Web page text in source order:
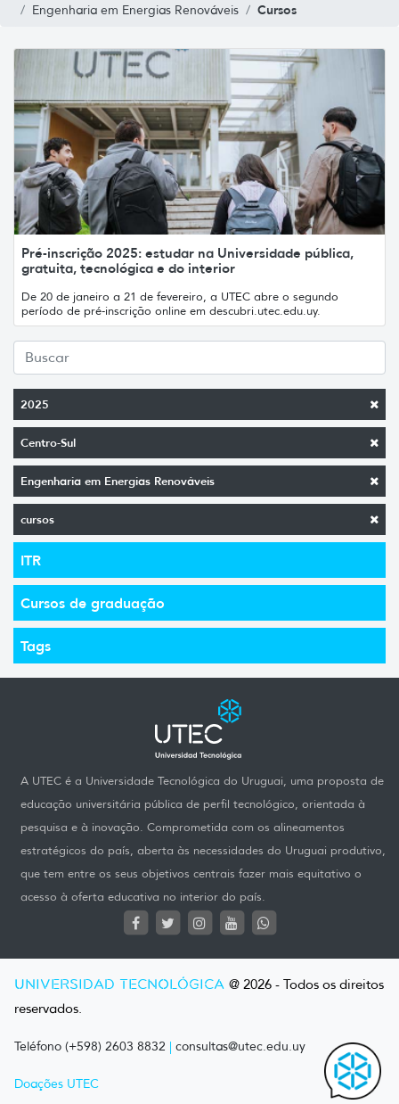
Engenharia em Energias Renováveis
Cursos
2025
Centro-Sul
Engenharia em Energias Renováveis
cursos
ITR
Cursos de graduação
Tags
Pré-inscrição 2025: estudar na Universidade pública,
gratuita, tecnológica e do interior
De 20 de janeiro a 21 de fevereiro, a UTEC abre o segundo
período de pré-inscrição online em descubri.utec.edu.uy.
A UTEC é a Universidade Tecnológica do Uruguai, uma proposta de
educação universitária pública de perfil tecnológico, orientada à
pesquisa e à inovação. Comprometida com os alineamentos
estratégicos do país, aberta às necessidades do Uruguai produtivo,
que tem entre os seus objetivos centrais fazer mais equitativo o
acesso à oferta educativa no interior do país.
UNIVERSIDAD TECNOLÓGICA @ 2026 - Todos os direitos
reservados.
Teléfono (+598) 2603 8832 | consultas@utec.edu.uy
Doações UTEC